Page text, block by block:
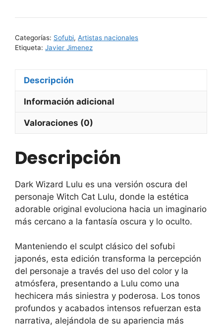
-
de
CatMagicToys
Javier
Jiménez
cantidad
Categorías: Sofubi, Artistas nacionales
Etiqueta: Javier Jimenez
Descripción
Información adicional
Valoraciones (0)
Descripción
Dark Wizard Lulu es una versión oscura del
personaje Witch Cat Lulu, donde la estética
adorable original evoluciona hacia un imaginario
más cercano a la fantasía oscura y lo oculto.
Manteniendo el sculpt clásico del sofubi
japonés, esta edición transforma la percepción
del personaje a través del uso del color y la
atmósfera, presentando a Lulu como una
hechicera más siniestra y poderosa. Los tonos
profundos y acabados intensos refuerzan esta
narrativa, alejándola de su apariencia más